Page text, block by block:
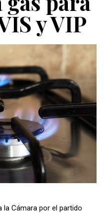
y VIP
la Cámara por el partido